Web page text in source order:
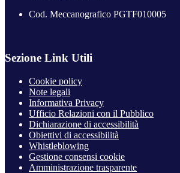
Cod. Meccanografico PGTF010005
Sezione Link Utili
Cookie policy
Note legali
Informativa Privacy
Ufficio Relazioni con il Pubblico
Dichiarazione di accessibilità
Obiettivi di accessibilità
Whistleblowing
Gestione consensi cookie
Amministrazione trasparente